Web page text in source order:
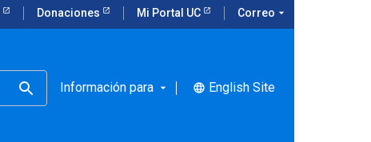
Donaciones Mi Portal UC Correo arrow_drop_down
Información para arrow_drop_down language English Site